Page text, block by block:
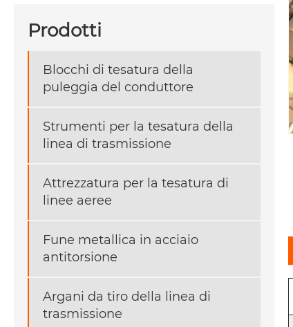
Prodotti
Blocchi di tesatura della
puleggia del conduttore
Strumenti per la tesatura della
linea di trasmissione
Attrezzatura per la tesatura di
linee aeree
Fune metallica in acciaio
antitorsione
Argani da tiro della linea di
trasmissione